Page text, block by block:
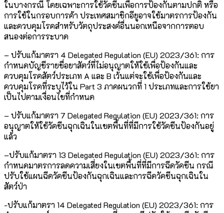
ในบางกรณี โดยเฉพาะการใช้วัคซีนเพื่อการป้องกันตามปกติ หรือ
การใช้ในกรอบการค้า ประเทศสมาชิกอียูอาจใช้มาตรการป้องกัน
และควบคุมโรคสำหรับวัตถุประสงค์อื่นนอกเหนือจากการตอบ
สนองต่อการระบาด
– ปรับแก้มาตรา 4 Delegated Regulation (EU) 2023/361: การ
กำหนดบัญชีรายชื่อยาสัตว์ที่ไม่อนุญาตให้ใช้เพื่อป้องกันและ
ควบคุมโรคสัตว์ประเภท A และ B เว้นแต่จะใช้เพื่อป้องกันและ
ควบคุมโรคที่ระบุไว้ใน Part 3 ภาคผนวกที่ 1 ประเภทและการใช้ยา
เป็นไปตามเงื่อนไขที่กำหนด
– ปรับแก้มาตรา 7 Delegated Regulation (EU) 2023/361: การ
อนุญาตให้ใช้วัคซีนฉุกเฉินในเขตพื้นที่ที่มีการใช้วัคซีนป้องกันอยู่
แล้ว
–ปรับแก้มาตรา 13 Delegated Regulation (EU) 2023/361: การ
กำหนดมาตรการลดความเสี่ยงในเขตพื้นที่ที่มีการฉีดวัคซีน กรณี
ปรับใช้แผนฉีดวัคซีนป้องกันฉุกเฉินและการฉีดวัคซีนฉุกเฉินใน
สัตว์ป่า
-ปรับแก้มาตรา 14 Delegated Regulation (EU) 2023/361: การ